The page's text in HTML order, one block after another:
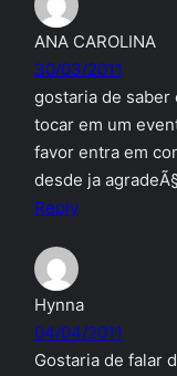
ANA CAROLINA
30/03/2011
gostaria de saber
tocar em um
favor entra em
desde ja
Reply
Hynna
04/04/2011
Gostaria de falar